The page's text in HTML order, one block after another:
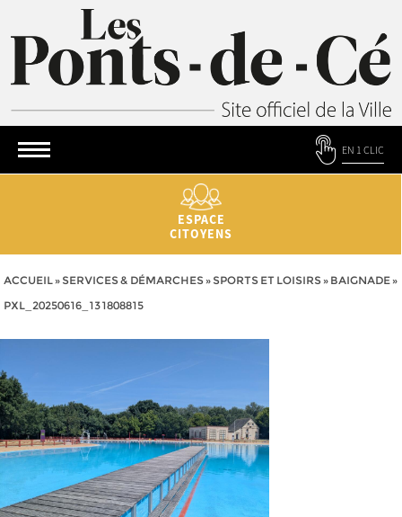
EN 1 CLIC
ESPACE
CITOYENS
ACCUEIL» SERVICES & DÉMARCHES» SPORTS ET LOISIRS» BAIGNADE»
PXL_20250616_131808815